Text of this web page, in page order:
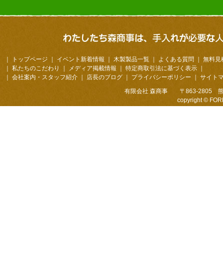
トップページ イベント新着情報 木製製品一覧 よくある質問
無料見
私たちのこだわり メディア掲載情報 特定商取引法に基づく表示
会社案内・スタッフ紹介 店長のブログ プライバシーポリシー
サイト
有限会社 森商事 〒863-2805 熊
copyright ©